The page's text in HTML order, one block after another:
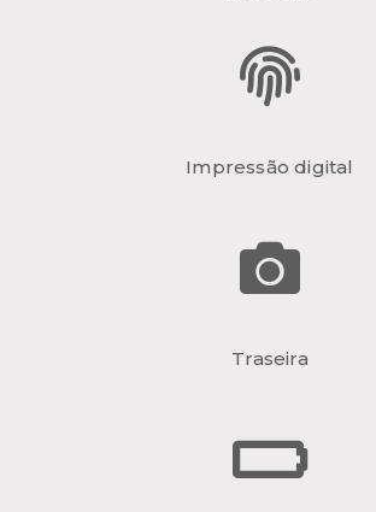
Impressão digital
Traseira